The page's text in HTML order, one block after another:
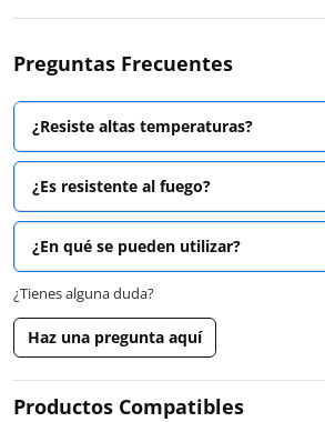
Preguntas Frecuentes
¿Resiste altas temperaturas?
¿Es resistente al fuego?
¿En qué se pueden utilizar?
¿Tienes alguna duda?
Haz una pregunta aquí
Productos Compatibles